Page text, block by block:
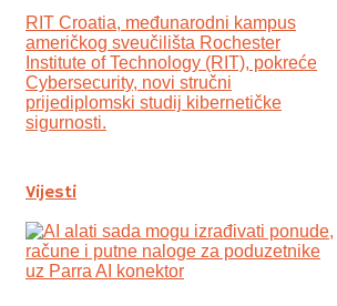
RIT Croatia, međunarodni kampus
američkog sveučilišta Rochester
Institute of Technology (RIT), pokreće
Cybersecurity, novi stručni
prijediplomski studij kibernetičke
sigurnosti.
Vijesti